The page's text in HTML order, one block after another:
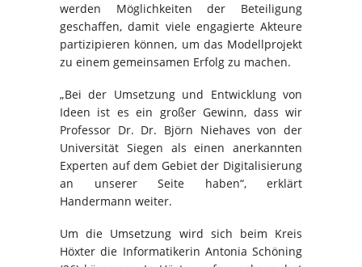
werden Möglichkeiten der Beteiligung
geschaffen, damit viele engagierte Akteure
partizipieren können, um das Modellprojekt
zu einem gemeinsamen Erfolg zu machen.
„Bei der Umsetzung und Entwicklung von
Ideen ist es ein großer Gewinn, dass wir
Professor Dr. Dr. Björn Niehaves von der
Universität Siegen als einen anerkannten
Experten auf dem Gebiet der Digitalisierung
an unserer Seite haben“, erklärt
Handermann weiter.
Um die Umsetzung wird sich beim Kreis
Höxter die Informatikerin Antonia Schöning